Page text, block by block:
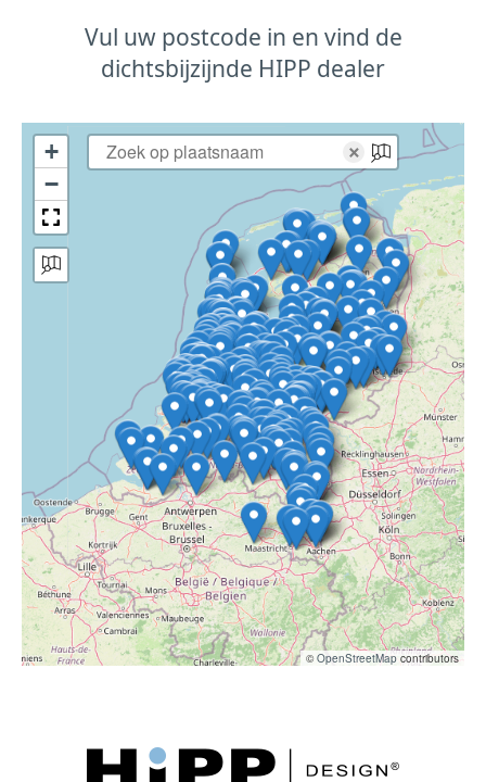
Vul uw postcode in en vind de
dichtsbijzijnde HIPP dealer
+
−
©OpenStreetMap contributors
×